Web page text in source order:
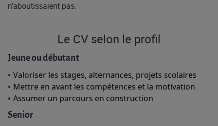
n’aboutissaient pas.
Le CV selon le profil
Jeune ou débutant
Valoriser les stages, alternances, projets scolaires
Mettre en avant les compétences et la motivation
Assumer un parcours en construction
Senior